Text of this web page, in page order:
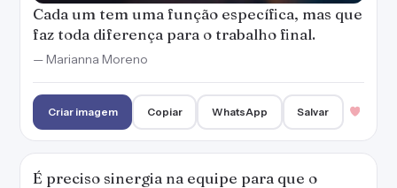
Cada um tem uma função específica, mas que
faz toda diferença para o trabalho final.
— Marianna Moreno
Criar imagem Copiar WhatsApp Salvar
É preciso sinergia na equipe para que o